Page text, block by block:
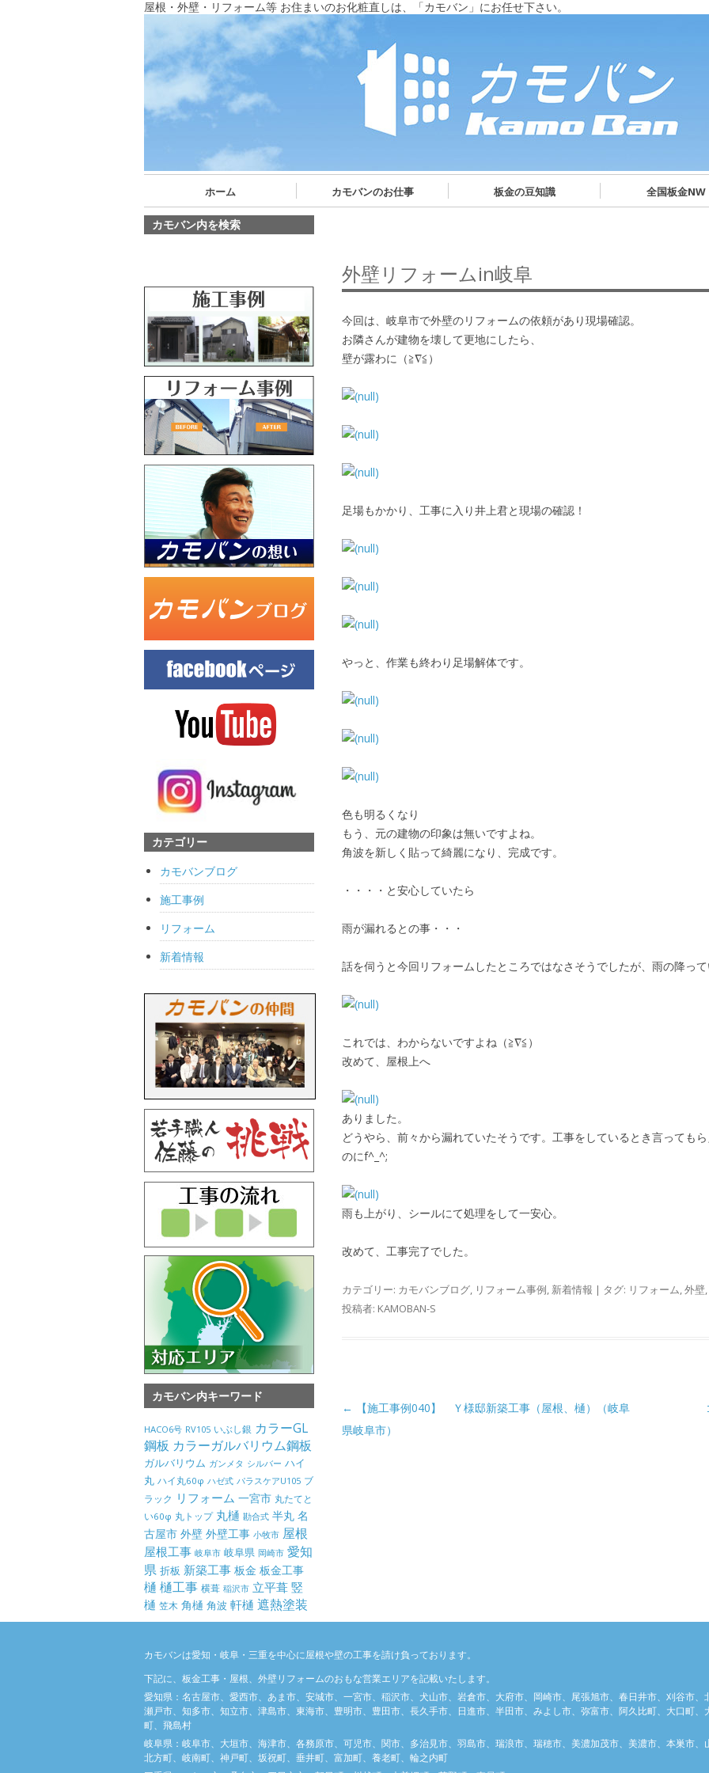
屋根・外壁・リフォーム等 お住まいのお化粧直しは、「カモバン」にお任せ下さい。
ホーム カモバンのお仕事 板金の豆知識 全国板金NW
外壁リフォームin岐阜
今回は、岐阜市で外壁のリフォームの依頼があり現場確認。
お隣さんが建物を壊して更地にしたら、
壁が露わに（≧∇≦）
足場もかかり、工事に入り井上君と現場の確認！
やっと、作業も終わり足場解体です。
色も明るくなり
もう、元の建物の印象は無いですよね。
角波を新しく貼って綺麗になり、完成です。
・・・・と安心していたら
雨が漏れるとの事・・・
話を伺うと今回リフォームしたところではなさそうでしたが、雨の降って
これでは、わからないですよね（≧∇≦）
改めて、屋根上へ
ありました。
どうやら、前々から漏れていたそうです。工事をしているとき言っても
のにf^_^;
雨も上がり、シールにて処理をして一安心。
改めて、工事完了でした。
カテゴリー: カモバンブログ, リフォーム事例, 新着情報 | タグ: リフォーム,外壁,
投稿者: KAMOBAN-S
投稿ナビゲーション
←
【施工事例040】 Ｙ様邸新築工事（屋根、樋）（岐阜
県岐阜市）
カモバン内を検索
カテゴリー
カモバンブログ
施工事例
リフォーム
新着情報
カモバン内キーワード
HACO6号 RV105 いぶし銀 カラーGL
鋼板 カラーガルバリウム鋼板
ガルバリウム ガンメタ シルバー ハイ
丸 ハイ丸60φ ハゼ式 パラスケアU105 ブ
ラック リフォーム 一宮市 丸たてと
い60φ 丸トップ 丸樋 勘合式 半丸 名
古屋市 外壁 外壁工事 小牧市 屋根
屋根工事 岐阜市 岐阜県 岡崎市 愛知
県 折板 新築工事 板金 板金工事
樋 樋工事 横葺 稲沢市 立平葺 竪
樋 笠木 角樋 角波 軒樋 遮熱塗装
カモバンは愛知・岐阜・三重を中心に屋根や壁の工事を請け負っております。
下記に、板金工事・屋根、外壁リフォームのおもな営業エリアを記載いたします。
愛知県：名古屋市、愛西市、あま市、安城市、一宮市、稲沢市、犬山市、岩倉市、大府市、岡崎市、尾張旭市、春日井市、刈谷市、
瀬戸市、知多市、知立市、津島市、東海市、豊明市、豊田市、長久手市、日進市、半田市、みよし市、弥富市、阿久比町、大口町
町、飛島村
岐阜県：岐阜市、大垣市、海津市、各務原市、可児市、関市、多治見市、羽島市、瑞浪市、瑞穂市、美濃加茂市、美濃市、本巣市、
北方町、岐南町、神戸町、坂祝町、垂井町、富加町、養老町、輪之内町